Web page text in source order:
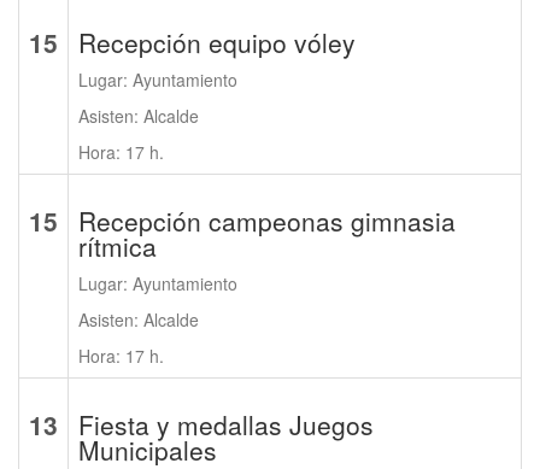
15 Recepción equipo vóley
Lugar: Ayuntamiento
Asisten: Alcalde
Hora: 17 h.
15 Recepción campeonas gimnasia
rítmica
Lugar: Ayuntamiento
Asisten: Alcalde
Hora: 17 h.
13 Fiesta y medallas Juegos
Municipales